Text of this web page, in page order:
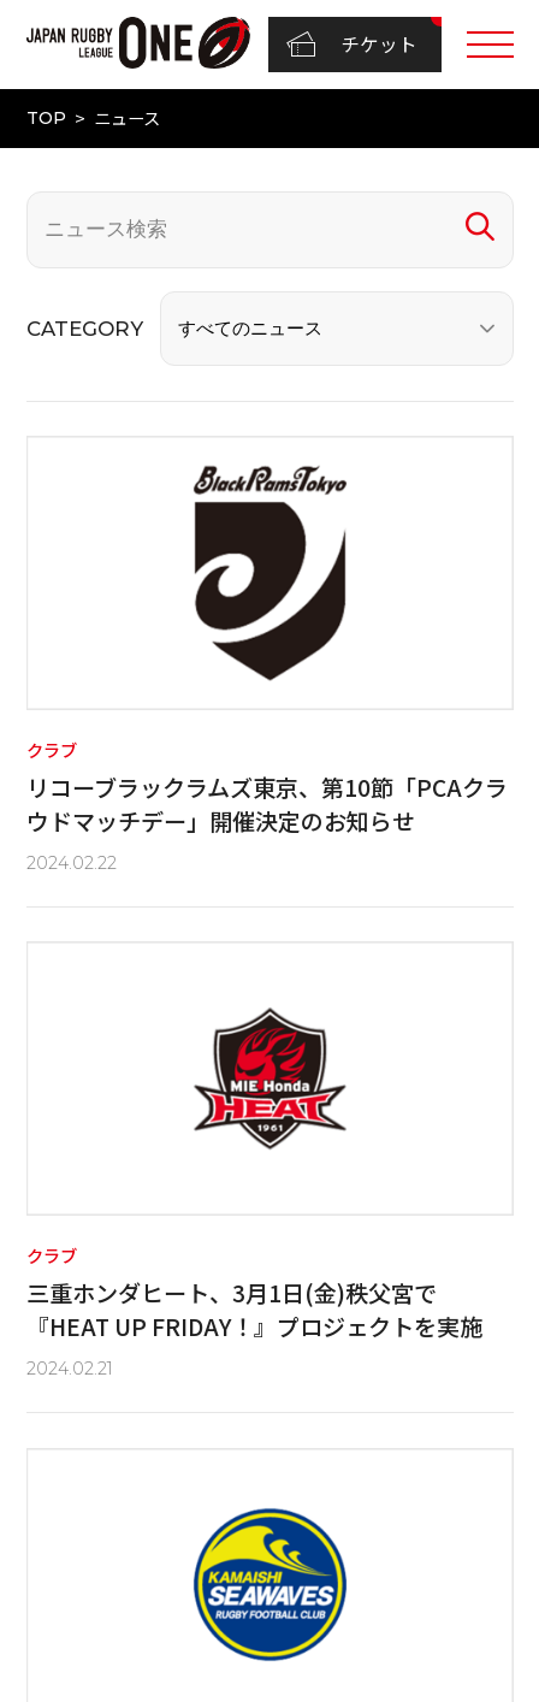
チケット
TOP ニュース
CATEGORY
クラブ
リコーブラックラムズ東京、第10節「PCAクラ
ウドマッチデー」開催決定のお知らせ
2024.02.22
クラブ
三重ホンダヒート、3月1日(金)秩父宮で
『HEAT UP FRIDAY！』プロジェクトを実施
2024.02.21